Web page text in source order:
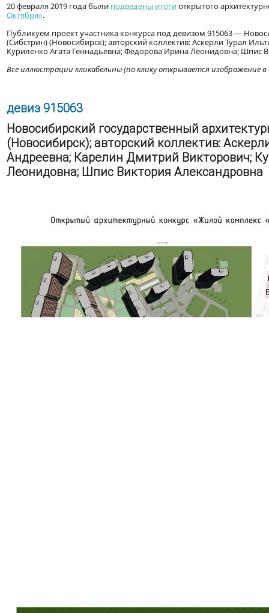
20 февраля 2019 года были подведены итогиоткрытого
Октября».
Публикуем проект участника конкурса под девизом 915063 —
(Сибстрин) (Новосибирск); авторский коллектив: Аскерли Турал
Куриленко Агата Геннадьевна; Федорова Ирина Леонидовна; Шпис
Все иллюстрации кликабельны (по клику открывается изображение
девиз 915063
Новосибирский государственный
(Новосибирск); авторский коллектив:
Андреевна; Карелин Дмитрий Викторович;
Леонидовна; Шпис Виктория Александровна